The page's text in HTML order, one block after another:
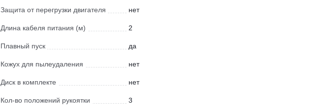
Защита от перегрузки двигателя нет
Длина кабеля питания (м) 2
Плавный пуск да
Кожух для пылеудаления нет
Диск в комплекте нет
Кол-во положений рукоятки 3